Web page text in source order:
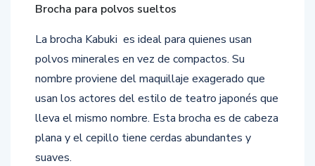
Brocha para polvos sueltos
La brocha Kabuki es ideal para quienes usan
polvos minerales en vez de compactos. Su
nombre proviene del maquillaje exagerado que
usan los actores del estilo de teatro japonés que
lleva el mismo nombre. Esta brocha es de cabeza
plana y el cepillo tiene cerdas abundantes y
suaves.